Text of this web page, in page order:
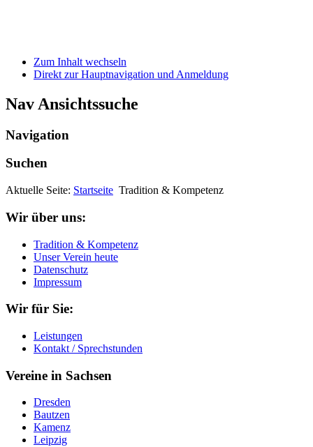
Zum Inhalt wechseln
Direkt zur Hauptnavigation und Anmeldung
Nav Ansichtssuche
Navigation
Suchen
Aktuelle Seite: Startseite Tradition & Kompetenz
Wir über uns:
Tradition & Kompetenz
Unser Verein heute
Datenschutz
Impressum
Wir für Sie:
Leistungen
Kontakt / Sprechstunden
Vereine in Sachsen
Dresden
Bautzen
Kamenz
Leipzig